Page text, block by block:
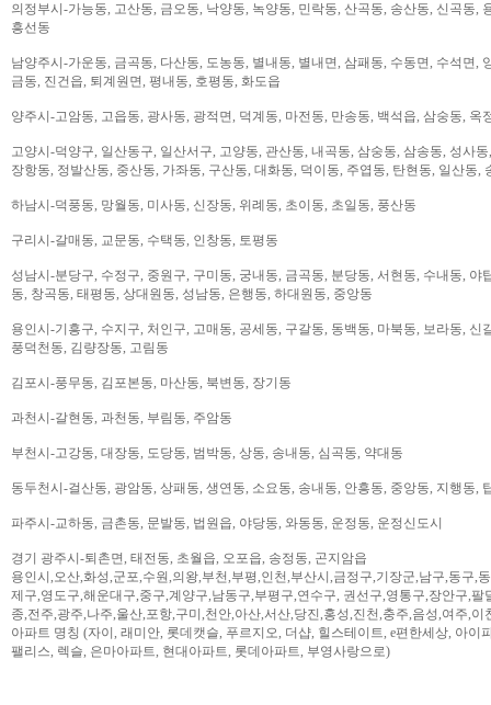
의정부시-가능동, 고산동, 금오동, 낙양동, 녹양동, 민락동, 산곡동, 송산동, 신곡동,
흥선동
남양주시-가운동, 금곡동, 다산동, 도농동, 별내동, 별내면, 삼패동, 수동면, 수석면,
금동, 진건읍, 퇴계원면, 평내동, 호평동, 화도읍
양주시-고암동, 고읍동, 광사동, 광적면, 덕계동, 마전동, 만송동, 백석읍, 삼숭동, 옥
고양시-덕양구, 일산동구, 일산서구, 고양동, 관산동, 내곡동, 삼숭동, 삼송동, 성사
장항동, 정발산동, 중산동, 가좌동, 구산동, 대화동, 덕이동, 주엽동, 탄현동, 일산동,
하남시-덕풍동, 망월동, 미사동, 신장동, 위례동, 초이동, 초일동, 풍산동
구리시-갈매동, 교문동, 수택동, 인창동, 토평동
성남시-분당구, 수정구, 중원구, 구미동, 궁내동, 금곡동, 분당동, 서현동, 수내동,
동, 창곡동, 태평동, 상대원동, 성남동, 은행동, 하대원동, 중앙동
용인시-기흥구, 수지구, 처인구, 고매동, 공세동, 구갈동, 동백동, 마북동, 보라동,
풍덕천동, 김량장동, 고림동
김포시-풍무동, 김포본동, 마산동, 북변동, 장기동
과천시-갈현동, 과천동, 부림동, 주암동
부천시-고강동, 대장동, 도당동, 범박동, 상동, 송내동, 심곡동, 약대동
동두천시-걸산동, 광암동, 상패동, 생연동, 소요동, 송내동, 안흥동, 중앙동, 지행동,
파주시-교하동, 금촌동, 문발동, 법원읍, 야당동, 와동동, 운정동, 운정신도시
경기 광주시-퇴촌면, 태전동, 초월읍, 오포읍, 송정동, 곤지암읍
용인시,오산,화성,군포,수원,의왕,부천,부평,인천,부산시,금정구,기장군,남구,동구,
제구,영도구,해운대구,중구,계양구,남동구,부평구,연수구, 권선구,영통구,장안구,
종,전주,광주,나주,울산,포항,구미,천안,아산,서산,당진,홍성,진천,충주,음성,여주,이
아파트 명칭 (자이, 래미안, 롯데캣슬, 푸르지오, 더샵, 힐스테이트, e편한세상, 아이
팰리스, 렉슬, 은마아파트, 현대아파트, 롯데아파트, 부영사랑으로)